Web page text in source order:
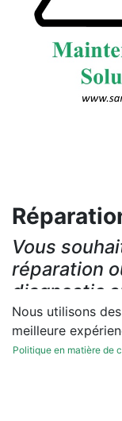
Vous
réparation
diagnostic
Les réparations
Nous utilisons
meilleure
Politique en matière de